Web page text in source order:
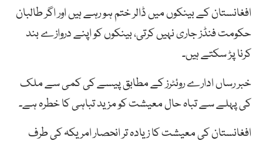
افغانستان کے بینکوں میں ڈالر ختم ہو رہے ہیں اور اگر طالبان
حکومت فنڈز جاری نہیں کرتی، بینکوں کو اپنے دروازے بند
کرنا پڑ سکتے ہیں۔
خبر رساں ادارے روئٹرز کے مطابق پیسے کی کمی سے ملک
کی پہلے سے تباہ حال معیشت کو مزید تباہی کا خطرہ ہے۔
افغانستان کی معیشت کا زیادہ تر انحصار امریکہ کی طرف